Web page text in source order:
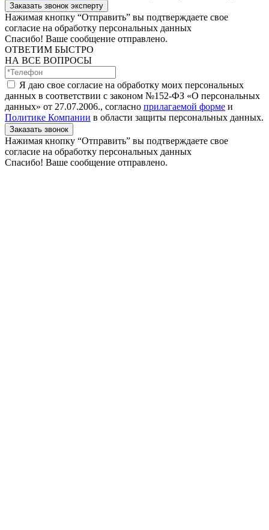
Заказать звонок эксперту
Нажимая кнопку “Отправить” вы подтверждаете свое
согласие на обработку персональных данных
Спасибо! Ваше сообщение отправлено.
ОТВЕТИМ БЫСТРО
НА ВСЕ ВОПРОСЫ
Я даю свое согласие на обработку моих персональных
данных в соответствии с законом №152-ФЗ «О персональных
данных» от 27.07.2006., согласно прилагаемой форме и
Политике Компании в области защиты персональных данных.
Заказать звонок
Нажимая кнопку “Отправить” вы подтверждаете свое
согласие на обработку персональных данных
Спасибо! Ваше сообщение отправлено.